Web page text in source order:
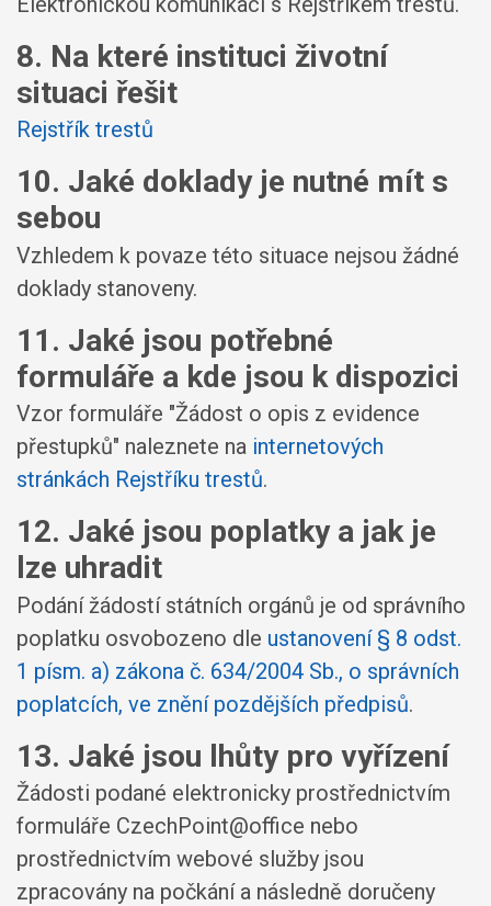
8. Na které instituci životní
situaci řešit
Rejstřík trestů
10. Jaké doklady je nutné mít s
sebou
Vzhledem k povaze této situace nejsou žádné
doklady stanoveny.
11. Jaké jsou potřebné
formuláře a kde jsou k dispozici
Vzor formuláře "Žádost o opis z evidence
přestupků" naleznete na internetových
stránkách Rejstříku trestů.
12. Jaké jsou poplatky a jak je
lze uhradit
Podání žádostí státních orgánů je od správního
poplatku osvobozeno dle ustanovení § 8 odst.
1 písm. a) zákona č. 634/2004 Sb., o správních
poplatcích, ve znění pozdějších předpisů.
13. Jaké jsou lhůty pro vyřízení
Žádosti podané elektronicky prostřednictvím
formuláře CzechPoint@office nebo
prostřednictvím webové služby jsou
zpracovány na počkání a následně doručeny